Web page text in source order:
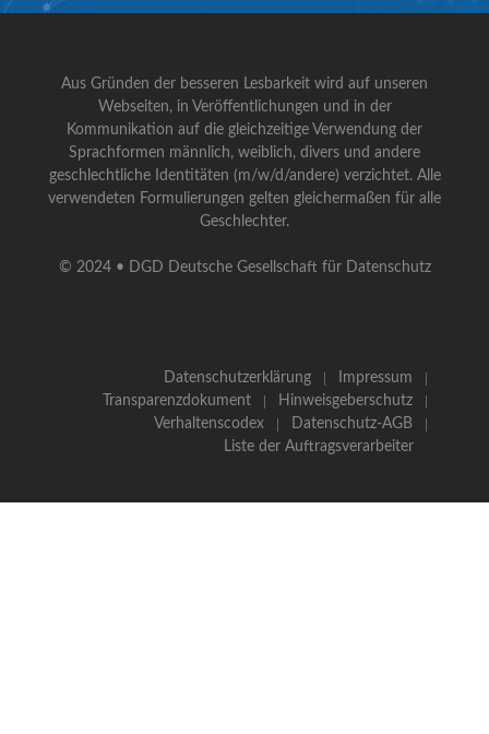
Aus Gründen der besseren Lesbarkeit wird auf unseren
Webseiten, in Veröffentlichungen und in der
Kommunikation auf die gleichzeitige Verwendung der
Sprachformen männlich, weiblich, divers und andere
geschlechtliche Identitäten (m/w/d/andere) verzichtet. Alle
verwendeten Formulierungen gelten gleichermaßen für alle
Geschlechter.
© 2024 • DGD Deutsche Gesellschaft für Datenschutz
Datenschutzerklärung
Impressum
Transparenzdokument
Hinweisgeberschutz
Verhaltenscodex
Datenschutz-AGB
Liste der Auftragsverarbeiter